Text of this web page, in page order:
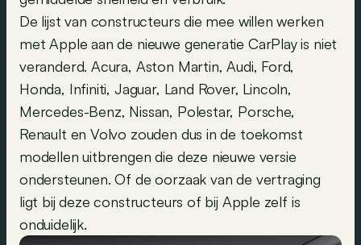
De lijst van constructeurs die mee willen werken
met Apple aan de nieuwe generatie CarPlay is niet
veranderd. Acura, Aston Martin, Audi, Ford,
Honda, Infiniti, Jaguar, Land Rover, Lincoln,
Mercedes-Benz, Nissan, Polestar, Porsche,
Renault en Volvo zouden dus in de toekomst
modellen uitbrengen die deze nieuwe versie
ondersteunen. Of de oorzaak van de vertraging
ligt bij deze constructeurs of bij Apple zelf is
onduidelijk.